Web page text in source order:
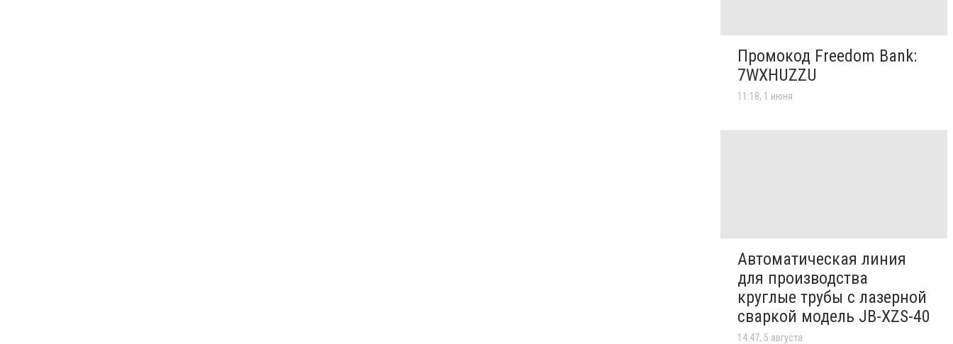
Промокод Freedom Bank:
7WXHUZZU
11:18, 1 июня
Автоматическая линия
для производства
круглые трубы с лазерной
сваркой модель JB-XZS-40
14:47, 5 августа